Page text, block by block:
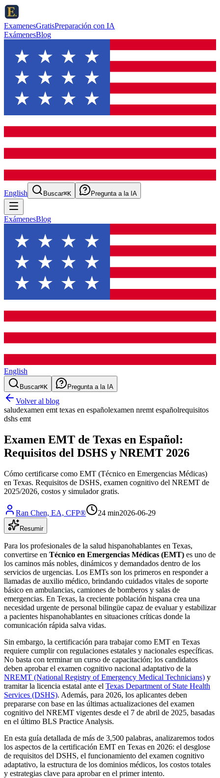
ExamenesGratisPreparación con IA
ExámenesBlog
English Buscar⌘K Pregunta a la IA
ExámenesBlog
English
Buscar⌘K Pregunta a la IA
Volver al blog
saludexamen emt texas en españolexamen nremt españolrequisitos
dshs emt
Examen EMT de Texas en Español:
Requisitos del DSHS y NREMT 2026
Cómo certificarse como EMT (Técnico en Emergencias Médicas)
en Texas. Requisitos de DSHS, examen cognitivo del NREMT de
2025/2026, costos y simulador gratis.
Ran Chen, EA, CFP® 24 min2026-06-29
Resumir
Para los profesionales de la salud hispanohablantes en Texas,
convertirse en Técnico en Emergencias Médicas (EMT) es uno de
los caminos más nobles, dinámicos y demandados dentro de los
servicios de urgencias. Los EMTs son los primeros en responder a
llamadas de auxilio médico, brindando cuidados vitales de soporte
básico en ambulancias, camiones de bomberos y salas de
emergencias. En Texas, la creciente población hispana crea una
necesidad urgente de personal bilingüe capaz de evaluar y estabilizar
a pacientes hispanohablantes en situaciones críticas donde la
comunicación rápida salva vidas.
Sin embargo, la certificación para trabajar como EMT en Texas
requiere cumplir con regulaciones estatales y nacionales específicas.
No basta con terminar un curso de capacitación; los candidatos
deben aprobar el examen cognitivo nacional adaptativo de la
NREMT (National Registry of Emergency Medical Technicians) y
tramitar la licencia estatal ante el Texas Department of State Health
Services (DSHS). Además, para 2026, los aplicantes deben
prepararse con base en las últimas actualizaciones del examen
cognitivo del NREMT vigentes desde el 7 de abril de 2025, basadas
en el último BLS Practice Analysis.
En esta guía detallada de más de 3,500 palabras, analizaremos todos
los aspectos de la certificación EMT en Texas en 2026: el desglose
de requisitos del DSHS, el funcionamiento del examen cognitivo
adaptativo, la estructura de los dominios médicos, los costos totales
y estrategias clave para aprobar en el primer intento.